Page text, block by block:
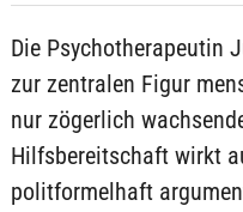
Die Psychotherapeutin
zur zentralen Figur
nur zögerlich
Hilfsbereitschaft wirkt
politformelhaft